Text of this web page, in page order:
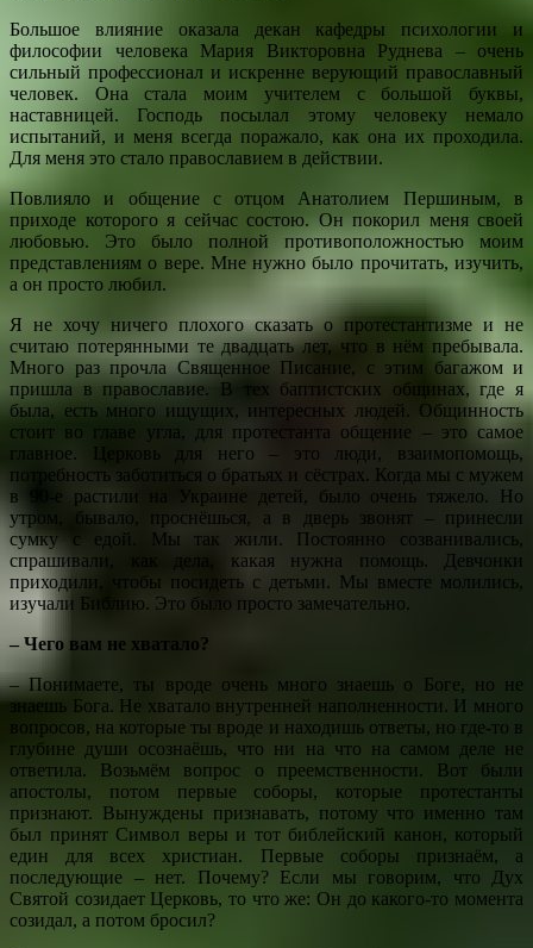
Большое влияние оказала декан кафедры психологии и
философии человека Мария Викторовна Руднева – очень
сильный профессионал и искренне верующий православный
человек. Она стала моим учителем с большой буквы,
наставницей. Господь посылал этому человеку немало
испытаний, и меня всегда поражало, как она их проходила.
Для меня это стало православием в действии.
Повлияло и общение с отцом Анатолием Першиным, в
приходе которого я сейчас состою. Он покорил меня своей
любовью. Это было полной противоположностью моим
представлениям о вере. Мне нужно было прочитать, изучить,
а он просто любил.
Я не хочу ничего плохого сказать о протестантизме и не
считаю потерянными те двадцать лет, что в нём пребывала.
Много раз прочла Священное Писание, с этим багажом и
пришла в православие. В тех баптистских общинах, где я
была, есть много ищущих, интересных людей. Общинность
стоит во главе угла, для протестанта общение – это самое
главное. Церковь для него – это люди, взаимопомощь,
потребность заботиться о братьях и сёстрах. Когда мы с мужем
в 90-е растили на Украине детей, было очень тяжело. Но
утром, бывало, проснёшься, а в дверь звонят – принесли
сумку с едой. Мы так жили. Постоянно созванивались,
спрашивали, как дела, какая нужна помощь. Девчонки
приходили, чтобы посидеть с детьми. Мы вместе молились,
изучали Библию. Это было просто замечательно.
– Чего вам не хватало?
– Понимаете, ты вроде очень много знаешь о Боге, но не
знаешь Бога. Не хватало внутренней наполненности. И много
вопросов, на которые ты вроде и находишь ответы, но где-то в
глубине души осознаёшь, что ни на что на самом деле не
ответила. Возьмём вопрос о преемственности. Вот были
апостолы, потом первые соборы, которые протестанты
признают. Вынуждены признавать, потому что именно там
был принят Символ веры и тот библейский канон, который
един для всех христиан. Первые соборы признаём, а
последующие – нет. Почему? Если мы говорим, что Дух
Святой созидает Церковь, то что же: Он до какого-то момента
созидал, а потом бросил?